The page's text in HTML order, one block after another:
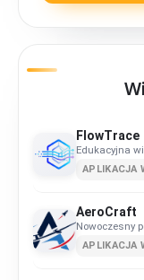
FlowTrace
Edukacyjna
APLIKACJA
AeroCraft
Nowoczesny
APLIKACJA